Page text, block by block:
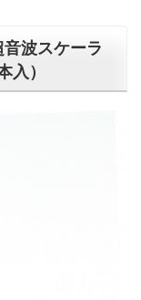
波スケーラ
入）